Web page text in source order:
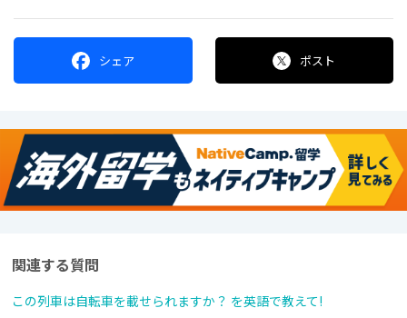
シェア ポスト
関連する質問
この列車は自転車を載せられますか？ を英語で教えて!